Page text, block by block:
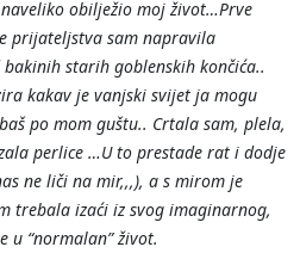
obilježio moj život…Prve
prijateljstva sam napravila
starih goblenskih končića..
kakav je vanjski svijet ja mogu
po mom guštu.. Crtala sam, plela,
perlice …U to prestade rat i dodje
ne liči na mir,,,), a s mirom je
trebala izaći iz svog imaginarnog,
u “normalan” život.